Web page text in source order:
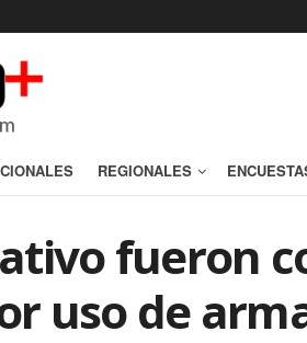
REGIONALES
fueron
uso de